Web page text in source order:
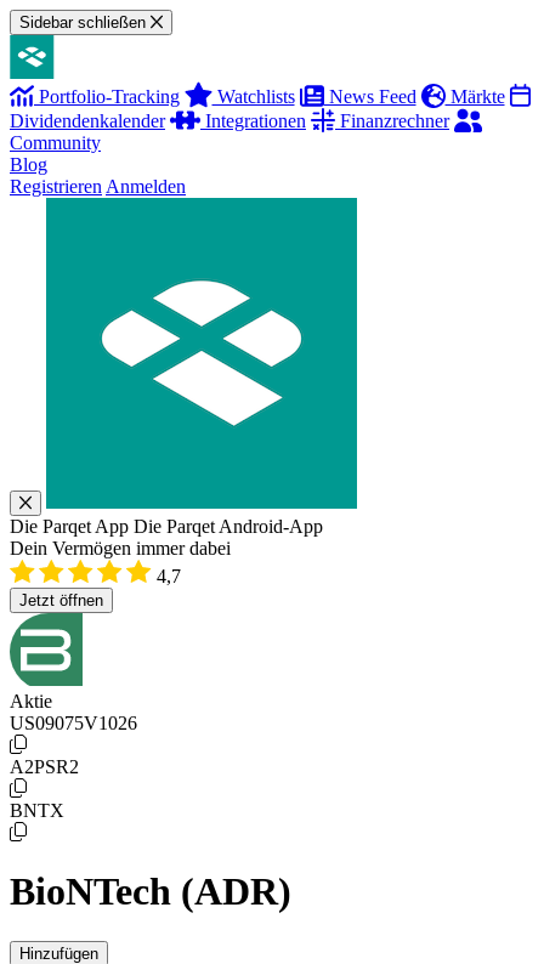
Sidebar schließen
Portfolio-Tracking Watchlists News Feed
Märkte
Dividendenkalender
Integrationen
Finanzrechner
Community
Blog
Registrieren Anmelden
Die Parqet App Die Parqet Android-App
Dein Vermögen immer dabei
4,7
Jetzt öffnen
Aktie
US09075V1026
A2PSR2
BNTX
BioNTech (ADR)
Hinzufügen